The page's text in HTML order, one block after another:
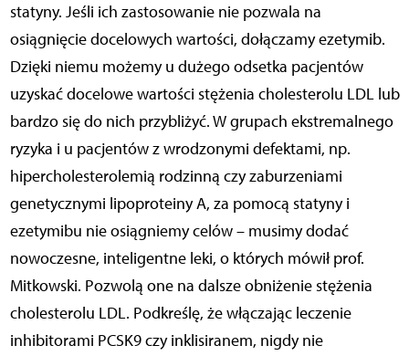
statyny. Jeśli ich zastosowanie nie pozwala na
osiągnięcie docelowych wartości, dołączamy ezetymib.
Dzięki niemu możemy u dużego odsetka pacjentów
uzyskać docelowe wartości stężenia cholesterolu LDL lub
bardzo się do nich przybliżyć. W grupach ekstremalnego
ryzyka i u pacjentów z wrodzonymi defektami, np.
hipercholesterolemią rodzinną czy zaburzeniami
genetycznymi lipoproteiny A, za pomocą statyny i
ezetymibu nie osiągniemy celów – musimy dodać
nowoczesne, inteligentne leki, o których mówił prof.
Mitkowski. Pozwolą one na dalsze obniżenie stężenia
cholesterolu LDL. Podkreślę, że włączając leczenie
inhibitorami PCSK9 czy inklisiranem, nigdy nie